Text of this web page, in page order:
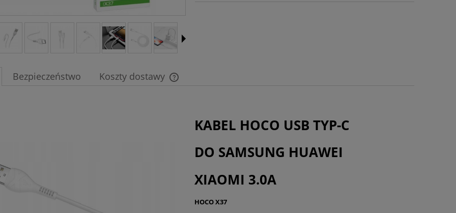
Bezpieczeństwo Koszty dostawy
KABEL HOCO USB TYP-C
DO SAMSUNG HUAWEI
XIAOMI 3.0A
HOCO X37